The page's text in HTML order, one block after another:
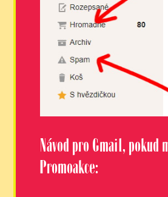
Návod pro Gmail, pokud
Promoakce: